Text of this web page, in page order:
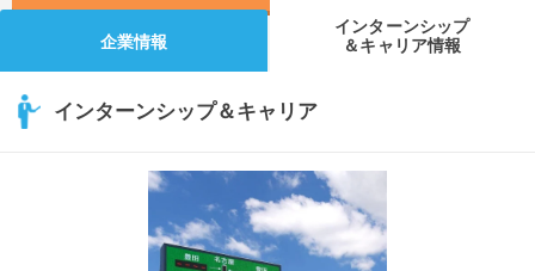
企業情報
インターンシップ
＆キャリア情報
インターンシップ＆キャリア